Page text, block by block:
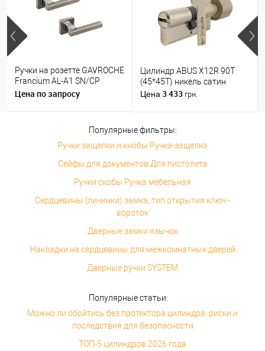
Ручки на розетте GAVROCHE
Francium AL-A1 SN/CP
никель/хром
Цена по запросу
Цилиндр ABUS X12R 90T
(45*45T) никель сатин
Цена 3 433 грн.
Популярные фильтры:
Ручки защелки и кнобы Ручка-защелка
Сейфы для документов Для пистолета
Ручки скобы Ручка мебельная
Сердцевины (личинки) замка, тип открытия ключ -
вороток
Дверные замки язычок
Накладки на сердцевины для межкомнатных дверей
Дверные ручки SYSTEM
Популярные статьи:
Можно ли обойтись без протектора цилиндра: риски и
последствия для безопасности
ТОП-5 цилиндров 2026 года